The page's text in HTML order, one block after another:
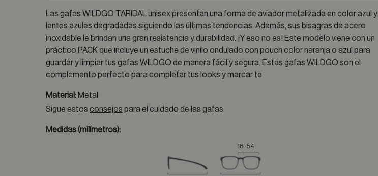
Las gafas WILDGO TARIDAL unisex presentan una forma de aviador metalizada en color azul y
lentes azules degradadas siguiendo las últimas tendencias. Además, sus bisagras de acero
inoxidable le brindan una gran resistencia y durabilidad. ¡Y eso no es! Este modelo viene con un
práctico PACK que incluye un estuche de vinilo ondulado con pouch color naranja o azul para
guardar y limpiar tus gafas WILDGO de manera fácil y segura. Estas gafas WILDGO son el
complemento perfecto para completar tus looks y marcar te
Material: Metal
Sigue estosconsejos para el cuidado de las gafas
Medidas (milímetros):
18 54